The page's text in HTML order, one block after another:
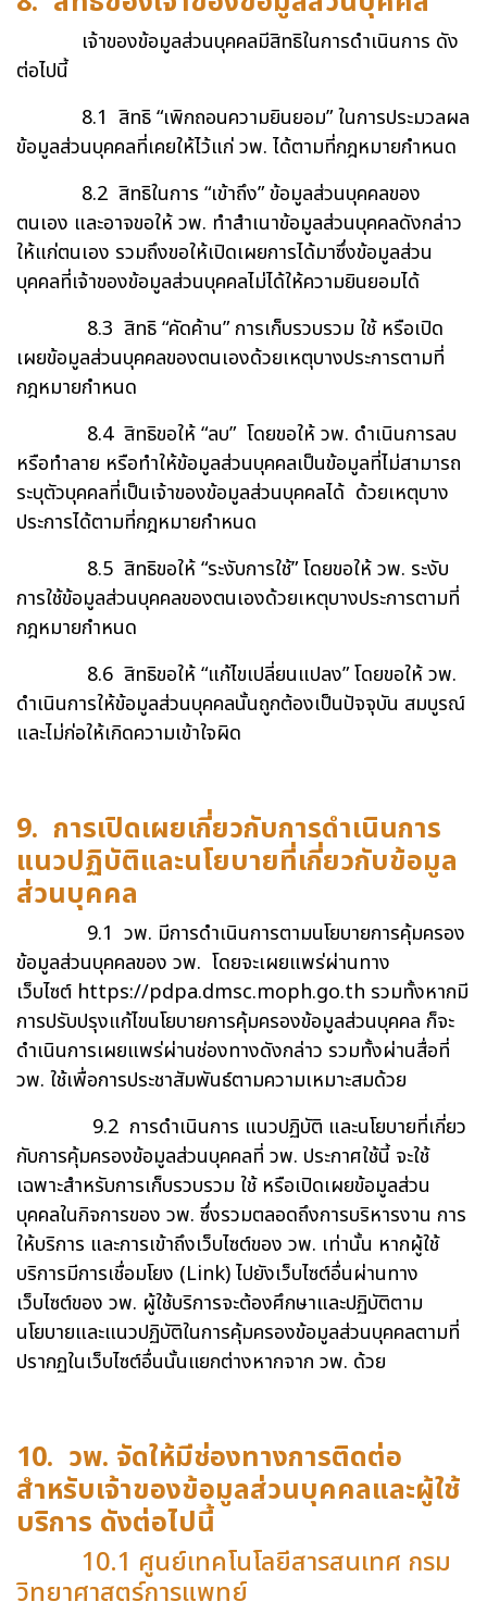
เจ้าของข้อมูลส่วนบุคคลมีสิทธิในการดำเนินการ ดัง
ต่อไปนี้
8.1 สิทธิ “เพิกถอนความยินยอม” ในการประมวลผล
ข้อมูลส่วนบุคคลที่เคยให้ไว้แก่ วพ. ได้ตามที่กฎหมายกำหนด
8.2 สิทธิในการ “เข้าถึง” ข้อมูลส่วนบุคคลของ
ตนเอง และอาจขอให้ วพ. ทำสำเนาข้อมูลส่วนบุคคลดังกล่าว
ให้แก่ตนเอง รวมถึงขอให้เปิดเผยการได้มาซึ่งข้อมูลส่วน
บุคคลที่เจ้าของข้อมูลส่วนบุคคลไม่ได้ให้ความยินยอมได้
8.3 สิทธิ “คัดค้าน” การเก็บรวบรวม ใช้ หรือเปิด
เผยข้อมูลส่วนบุคคลของตนเองด้วยเหตุบางประการตามที่
กฎหมายกำหนด
8.4 สิทธิขอให้ “ลบ” โดยขอให้ วพ. ดำเนินการลบ
หรือทำลาย หรือทำให้ข้อมูลส่วนบุคคลเป็นข้อมูลที่ไม่สามารถ
ระบุตัวบุคคลที่เป็นเจ้าของข้อมูลส่วนบุคคลได้ ด้วยเหตุบาง
ประการได้ตามที่กฎหมายกำหนด
8.5 สิทธิขอให้ “ระงับการใช้” โดยขอให้ วพ. ระงับ
การใช้ข้อมูลส่วนบุคคลของตนเองด้วยเหตุบางประการตามที่
กฎหมายกำหนด
8.6 สิทธิขอให้ “แก้ไขเปลี่ยนแปลง” โดยขอให้ วพ.
ดำเนินการให้ข้อมูลส่วนบุคคลนั้นถูกต้องเป็นปัจจุบัน สมบูรณ์
และไม่ก่อให้เกิดความเข้าใจผิด
9. การเปิดเผยเกี่ยวกับการดำเนินการ
แนวปฏิบัติและนโยบายที่เกี่ยวกับข้อมูล
ส่วนบุคคล
9.1 วพ. มีการดำเนินการตามนโยบายการคุ้มครอง
ข้อมูลส่วนบุคคลของ วพ. โดยจะเผยแพร่ผ่านทาง
เว็บไซต์ https://pdpa.dmsc.moph.go.th รวมทั้งหากมี
การปรับปรุงแก้ไขนโยบายการคุ้มครองข้อมูลส่วนบุคคล ก็จะ
ดำเนินการเผยแพร่ผ่านช่องทางดังกล่าว รวมทั้งผ่านสื่อที่
วพ. ใช้เพื่อการประชาสัมพันธ์ตามความเหมาะสมด้วย
9.2 การดำเนินการ แนวปฏิบัติ และนโยบายที่เกี่ยว
กับการคุ้มครองข้อมูลส่วนบุคคลที่ วพ. ประกาศใช้นี้ จะใช้
เฉพาะสำหรับการเก็บรวบรวม ใช้ หรือเปิดเผยข้อมูลส่วน
บุคคลในกิจการของ วพ. ซึ่งรวมตลอดถึงการบริหารงาน การ
ให้บริการ และการเข้าถึงเว็บไซต์ของ วพ. เท่านั้น หากผู้ใช้
บริการมีการเชื่อมโยง (Link) ไปยังเว็บไซต์อื่นผ่านทาง
เว็บไซต์ของ วพ. ผู้ใช้บริการจะต้องศึกษาและปฏิบัติตาม
นโยบายและแนวปฏิบัติในการคุ้มครองข้อมูลส่วนบุคคลตามที่
ปรากฏในเว็บไซต์อื่นนั้นแยกต่างหากจาก วพ. ด้วย
10. วพ. จัดให้มีช่องทางการติดต่อ
สำหรับเจ้าของข้อมูลส่วนบุคคลและผู้ใช้
บริการ ดังต่อไปนี้
10.1 ศูนย์เทคโนโลยีสารสนเทศ กรม
วิทยาศาสตร์การแพทย์